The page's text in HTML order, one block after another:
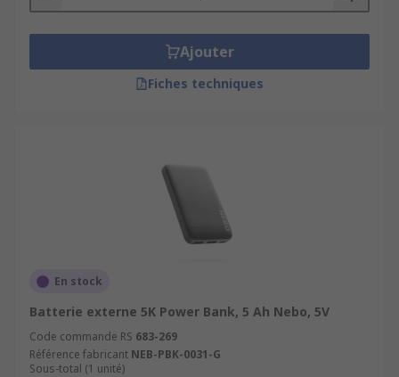
Ajouter
Fiches techniques
En stock
Batterie externe 5K Power Bank, 5 Ah Nebo, 5V
Code commande RS 683-269
Référence fabricant NEB-PBK-0031-G
Sous-total (1 unité)